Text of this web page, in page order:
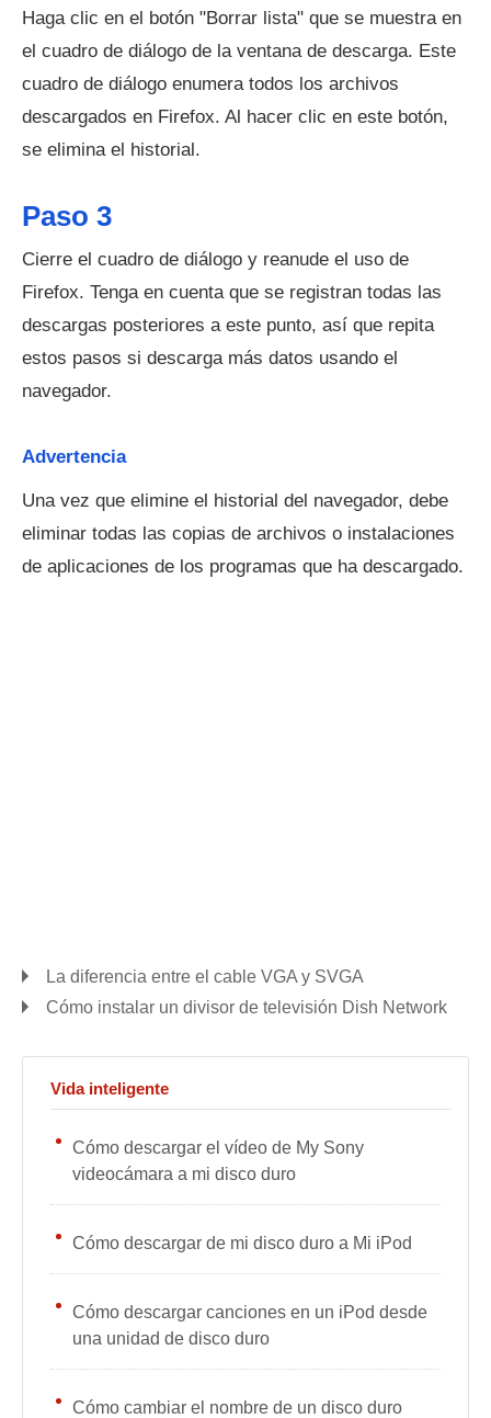
Haga clic en el botón "Borrar lista" que se muestra en
el cuadro de diálogo de la ventana de descarga. Este
cuadro de diálogo enumera todos los archivos
descargados en Firefox. Al hacer clic en este botón,
se elimina el historial.
Paso 3
Cierre el cuadro de diálogo y reanude el uso de
Firefox. Tenga en cuenta que se registran todas las
descargas posteriores a este punto, así que repita
estos pasos si descarga más datos usando el
navegador.
Advertencia
Una vez que elimine el historial del navegador, debe
eliminar todas las copias de archivos o instalaciones
de aplicaciones de los programas que ha descargado.
La diferencia entre el cable VGA y SVGA
Cómo instalar un divisor de televisión Dish Network
Vida inteligente
Cómo descargar el vídeo de My Sony
videocámara a mi disco duro
Cómo descargar de mi disco duro a Mi iPod
Cómo descargar canciones en un iPod desde
una unidad de disco duro
Cómo cambiar el nombre de un disco duro